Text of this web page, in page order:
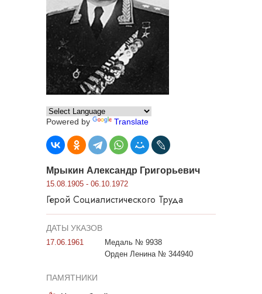
Powered by Translate
Мрыкин Александр Григорьевич
15.08.1905 - 06.10.1972
Герой Социалистического Труда
ДАТЫ УКАЗОВ
17.06.1961
Медаль № 9938
Орден Ленина № 344940
ПАМЯТНИКИ